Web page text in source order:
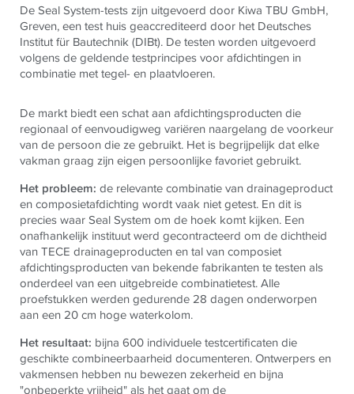
De Seal System-tests zijn uitgevoerd door Kiwa TBU GmbH,
Greven, een test huis geaccrediteerd door het Deutsches
Institut für Bautechnik (DIBt). De testen worden uitgevoerd
volgens de geldende testprincipes voor afdichtingen in
combinatie met tegel- en plaatvloeren.
De markt biedt een schat aan afdichtingsproducten die
regionaal of eenvoudigweg variëren naargelang de voorkeur
van de persoon die ze gebruikt. Het is begrijpelijk dat elke
vakman graag zijn eigen persoonlijke favoriet gebruikt.
Het probleem: de relevante combinatie van drainageproduct
en composietafdichting wordt vaak niet getest. En dit is
precies waar Seal System om de hoek komt kijken. Een
onafhankelijk instituut werd gecontracteerd om de dichtheid
van TECE drainageproducten en tal van composiet
afdichtingsproducten van bekende fabrikanten te testen als
onderdeel van een uitgebreide combinatietest. Alle
proefstukken werden gedurende 28 dagen onderworpen
aan een 20 cm hoge waterkolom.
Het resultaat: bijna 600 individuele testcertificaten die
geschikte combineerbaarheid documenteren. Ontwerpers en
vakmensen hebben nu bewezen zekerheid en bijna
"onbeperkte vrijheid" als het gaat om de